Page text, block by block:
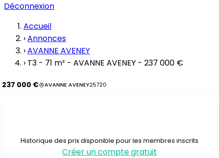
Déconnexion
Accueil
›Annonces
›AVANNE AVENEY
› T3 - 71 m² - AVANNE AVENEY - 237 000 €
237 000 € AVANNE AVENEY25720
Historique des prix disponible pour les membres inscrits
Créer un compte gratuit